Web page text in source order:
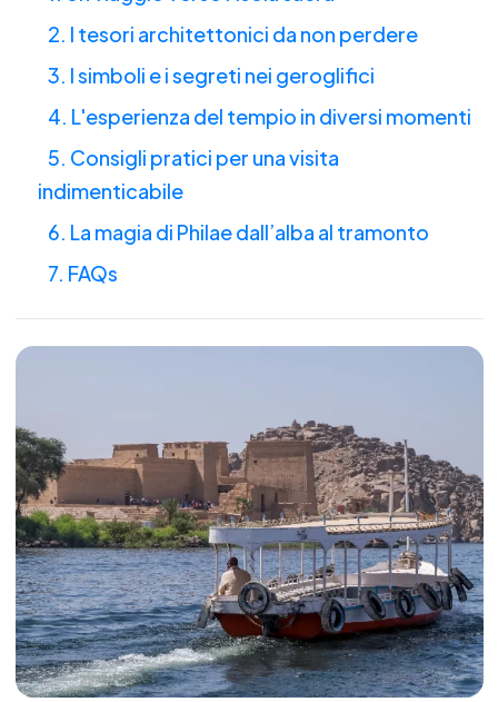
2. I tesori architettonici da non perdere
3. I simboli e i segreti nei geroglifici
4. L'esperienza del tempio in diversi momenti
5. Consigli pratici per una visita
indimenticabile
6. La magia di Philae dall’alba al tramonto
7. FAQs